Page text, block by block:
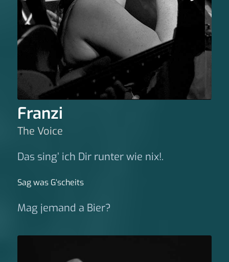
Franzi
The Voice
Das sing’ ich Dir runter wie nix!.
Sag was G‘scheits
Mag jemand a Bier?